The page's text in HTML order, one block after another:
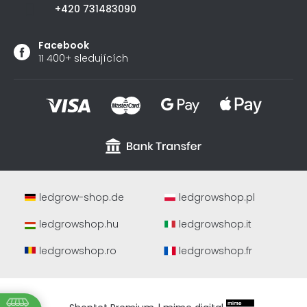
+420 731483090
Facebook
11 400+ sledujících
ledgrow-shop.de
ledgrowshop.pl
ledgrowshop.hu
ledgrowshop.it
ledgrowshop.ro
ledgrowshop.fr